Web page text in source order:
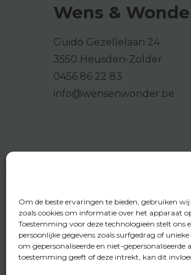
Om de beste ervaringen te bieden, gebruiken
zoals cookies om informatie over het apparaat
Toestemming voor deze technologieën stelt ons
persoonlijke gegevens zoals surfgedrag of
om gepersonaliseerde en niet-gepersonaliseerde
toestemming geeft of deze intrekt, kan dit
Wens &
Guido Gezellelaan 24
3550 Heusden-Zolder
0456 86 22 83
info@wensenwonder.be